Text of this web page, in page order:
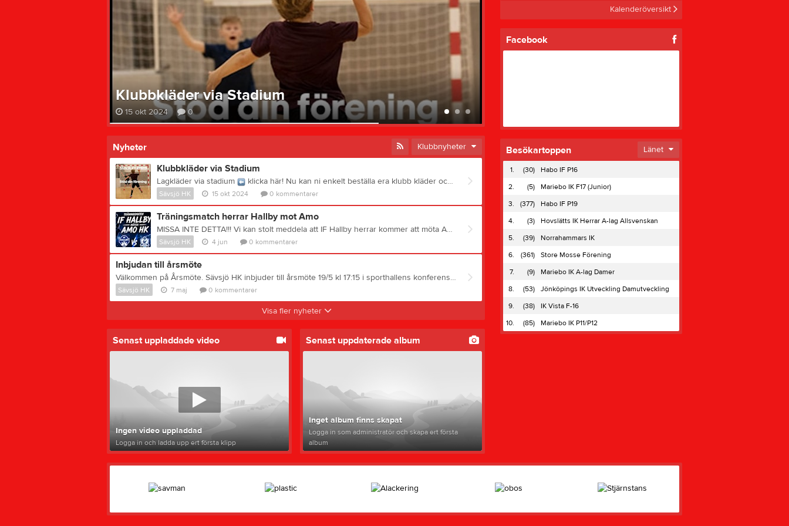
Klubbkläder via Stadium
15 okt 2024 0
Nyheter Klubbnyheter
Klubbkläder via Stadium
Lagkläder via stadium klicka här! Nu kan ni enkelt beställa era klubb kläder och tillbehör genom vårt samarbete med stadium. Ni kan även stödja klubben om ni handlar privat på www.stadium.se då klickar ni i stöd min förening.
Sävsjö HK 15 okt 2024 0 kommentarer
Träningsmatch herrar Hallby mot Amo
MISSA INTE DETTA!!! Vi kan stolt meddela att IF Hallby herrar kommer att möta Amo HK på en träningsmatch inför kommande säsong den 6/8 kl 19:00 i Sävsjö Sporthall. Kom och hjälp till att fylla läktarna, och kolla på förstklassig handboll!!!
Sävsjö HK 4 jun 0 kommentarer
Inbjudan till årsmöte
Välkommen på Årsmöte. Sävsjö HK inbjuder till årsmöte 19/5 kl 17:15 i sporthallens konferensrum. Sedvanliga årsmötesförhandlingar. Anmälan görs senast 16/5 till savsjohk@gmail.com
Sävsjö HK 7 maj 0 kommentarer
Visa fler nyheter
Senast uppladdade video
Ingen video uppladdad
Logga in och ladda upp ert första klipp
Senast uppdaterade album
Inget album finns skapat
Logga in som administratör och skapa ert första
album
Kalenderöversikt
Facebook
Besökartoppen Länet
1. (30)
Habo IF P16
2.
(5)
Mariebo IK F17 (Junior)
3.
(377)
Habo IF P19
4.
(3)
Hovslätts IK Herrar A-lag Allsvenskan
5.
(39)
Norrahammars IK
6.
(361)
Store Mosse Förening
7.
(9)
Mariebo IK A-lag Damer
8.
(53)
Jönköpings IK Utveckling Damutveckling
9.
(38)
IK Vista F-16
10.
(85) Mariebo IK P11/P12